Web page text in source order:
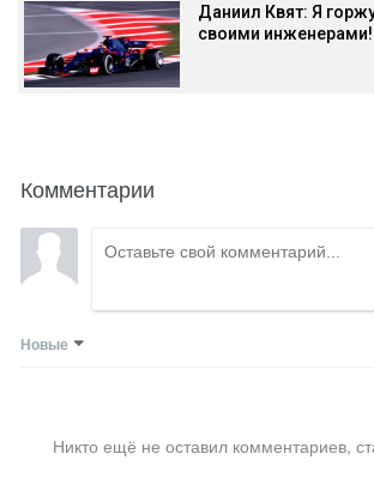
Даниил Квят: Я
своими инженерами!
Комментарии
Новые
Никто ещё не оставил комментариев,